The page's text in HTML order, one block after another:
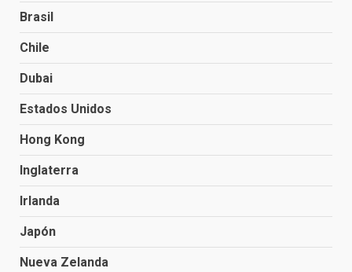
Brasil
Chile
Dubai
Estados Unidos
Hong Kong
Inglaterra
Irlanda
Japón
Nueva Zelanda